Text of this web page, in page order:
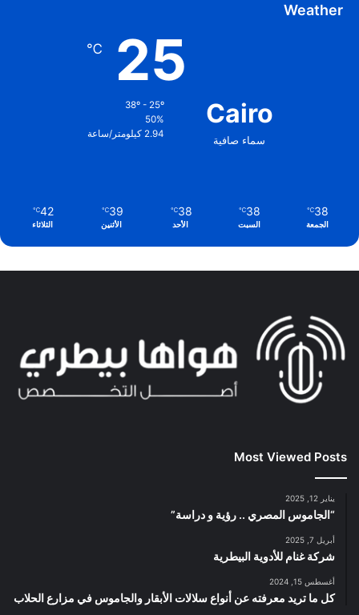
Weather
Cairo
سماء صافية
25
℃
38º - 25º
50%
2.94 كيلومتر/ساعة
38
℃
الجمعة
38
℃
السبت
38
℃
الأحد
39
℃
الأثنين
42
℃
الثلاثاء
Most Viewed Posts
يناير 12, 2025
“الجاموس المصري .. رؤية و دراسة”
أبريل 7, 2025
شركة غنام للأدوية البيطرية
أغسطس 15, 2024
كل ما تريد معرفته عن أنواع سلالات الأبقار والجاموس في مزارع الحلاب